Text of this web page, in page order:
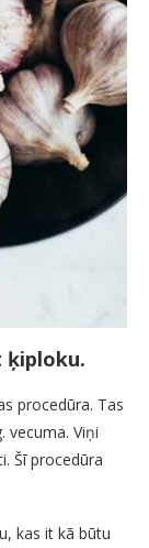
ķiploku.
procedūra. Tas
vecuma. Viņi
Šī procedūra
kas it kā būtu